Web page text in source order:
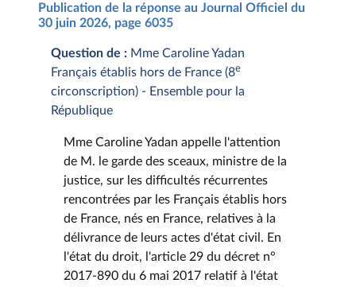
Publication de la réponse au Journal Officiel du
30 juin 2026, page 6035
Question de : Mme Caroline Yadan
Français établis hors de France (8e
circonscription) - Ensemble pour la
République
Mme Caroline Yadan appelle l'attention
de M. le garde des sceaux, ministre de la
justice, sur les difficultés récurrentes
rencontrées par les Français établis hors
de France, nés en France, relatives à la
délivrance de leurs actes d'état civil. En
l'état du droit, l'article 29 du décret n°
2017-890 du 6 mai 2017 relatif à l'état